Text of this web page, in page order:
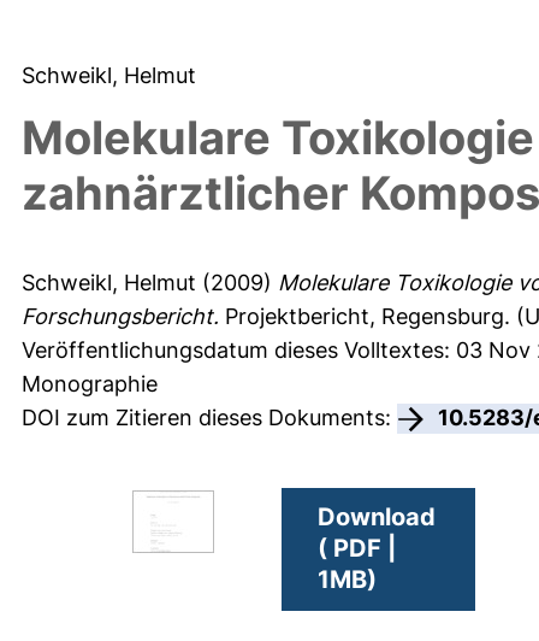
Schweikl, Helmut
Molekulare
zahnärztlicher
Schweikl, Helmut (2009) Molekulare Toxikologie
Forschungsbericht. Projektbericht, Regensburg.
Veröffentlichungsdatum dieses Volltextes: 03 Nov
Monographie
DOI zum Zitieren dieses Dokuments:
10.5283/
Download
( PDF |
1MB)